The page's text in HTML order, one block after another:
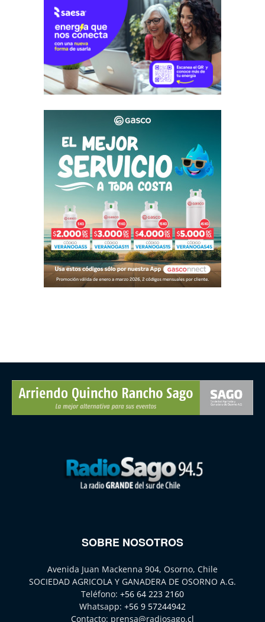
SOBRE NOSOTROS
Avenida Juan Mackenna 904, Osorno, Chile
SOCIEDAD AGRICOLA Y GANADERA DE OSORNO A.G.
Teléfono: +56 64 223 2160
Whatsapp: +56 9 57244942
Contacto: prensa@radiosago.cl